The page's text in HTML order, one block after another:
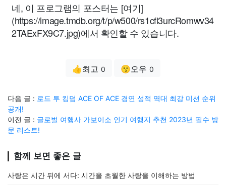
네, 이 프로그램의 포스터는 [여기]
(https://image.tmdb.org/t/p/w500/rs1cfl3urcRomwv34
2TAExFX9C7.jpg)에서 확인할 수 있습니다.
👍최고 0 😗오우 0
다음 글 : 로드 투 킹덤 ACE OF ACE 경연 성적 역대 최강 미션 순위
공개!
이전 글 : 글로벌 여행사 가보이소 인기 여행지 추천 2023년 필수 방
문 리스트!
함께 보면 좋은 글
사랑은 시간 뒤에 서다: 시간을 초월한 사랑을 이해하는 방법